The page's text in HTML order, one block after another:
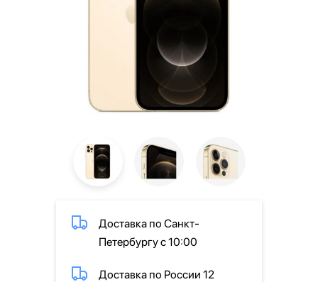
Доставка по Санкт-
Петербургу с 10:00
Доставка по России 12